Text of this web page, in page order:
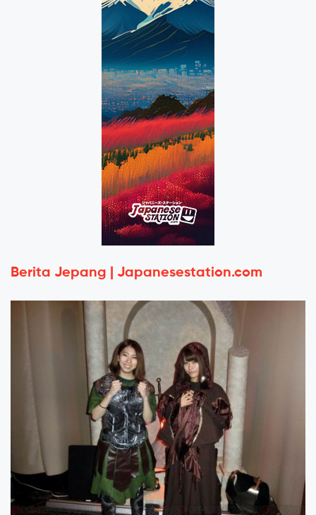
Berita Jepang | Japanesestation.com